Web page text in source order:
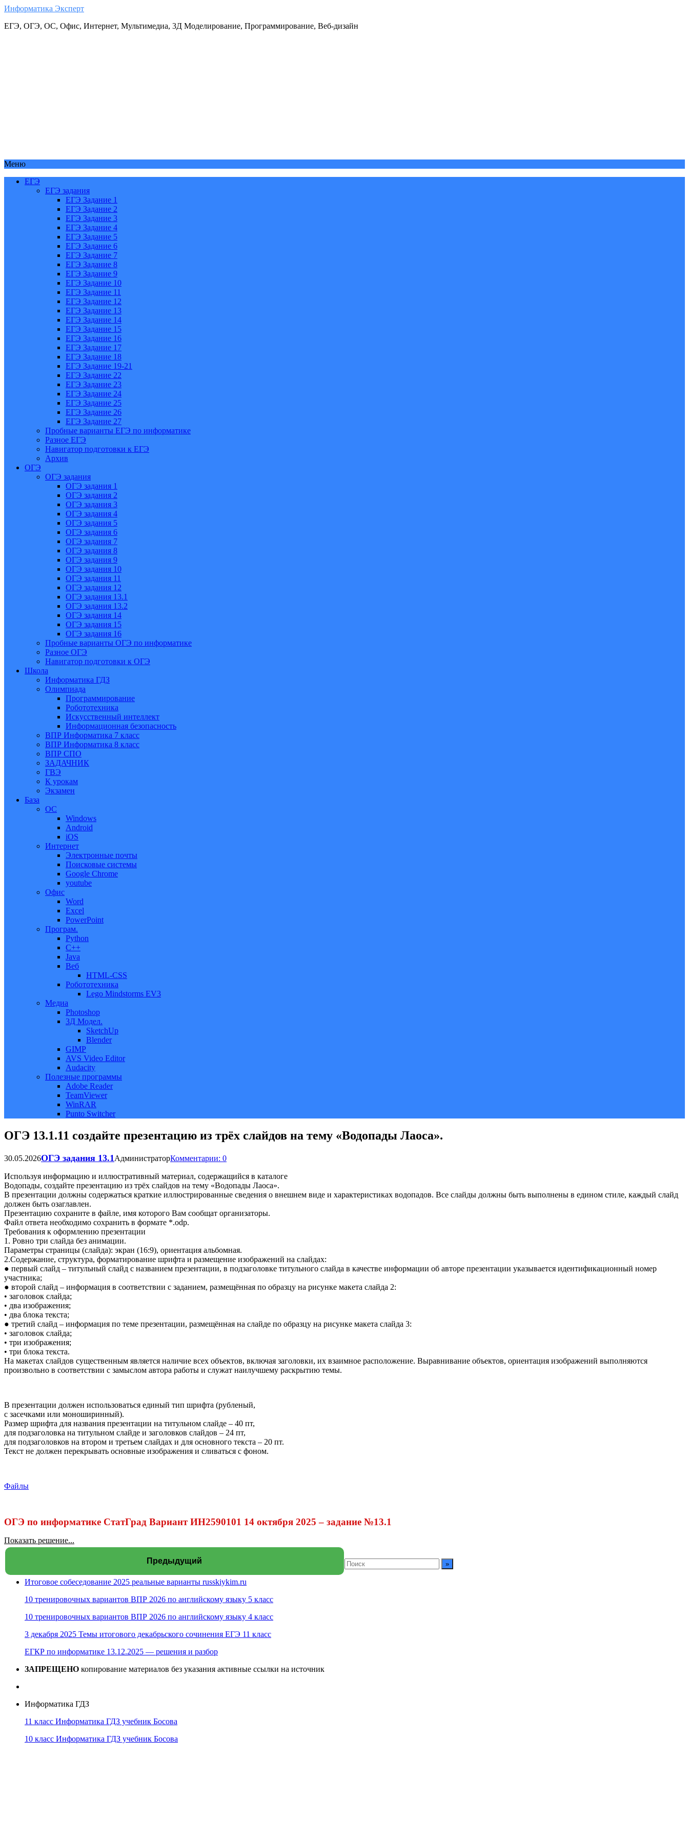
Информатика Эксперт
ЕГЭ, ОГЭ, ОС, Офис, Интернет, Мультимедиа, 3Д Моделирование, Программирование, Веб-дизайн
Меню
ЕГЭ
ЕГЭ задания
ЕГЭ Задание 1
ЕГЭ Задание 2
ЕГЭ Задание 3
ЕГЭ Задание 4
ЕГЭ Задание 5
ЕГЭ Задание 6
ЕГЭ Задание 7
ЕГЭ Задание 8
ЕГЭ Задание 9
ЕГЭ Задание 10
ЕГЭ Задание 11
ЕГЭ Задание 12
ЕГЭ Задание 13
ЕГЭ Задание 14
ЕГЭ Задание 15
ЕГЭ Задание 16
ЕГЭ Задание 17
ЕГЭ Задание 18
ЕГЭ Задание 19-21
ЕГЭ Задание 22
ЕГЭ Задание 23
ЕГЭ Задание 24
ЕГЭ Задание 25
ЕГЭ Задание 26
ЕГЭ Задание 27
Пробные варианты ЕГЭ по информатике
Разное ЕГЭ
Навигатор подготовки к ЕГЭ
Архив
ОГЭ
ОГЭ задания
ОГЭ задания 1
ОГЭ задания 2
ОГЭ задания 3
ОГЭ задания 4
ОГЭ задания 5
ОГЭ задания 6
ОГЭ задания 7
ОГЭ задания 8
ОГЭ задания 9
ОГЭ задания 10
ОГЭ задания 11
ОГЭ задания 12
ОГЭ задания 13.1
ОГЭ задания 13.2
ОГЭ задания 14
ОГЭ задания 15
ОГЭ задания 16
Пробные варианты ОГЭ по информатике
Разное ОГЭ
Навигатор подготовки к ОГЭ
Школа
Информатика ГДЗ
Олимпиада
Программирование
Робототехника
Искусственный интеллект
Информационная безопасность
ВПР Информатика 7 класс
ВПР Информатика 8 класс
ВПР СПО
ЗАДАЧНИК
ГВЭ
К урокам
Экзамен
База
ОС
Windows
Android
iOS
Интернет
Электронные почты
Поисковые системы
Google Chrome
youtube
Офис
Word
Excel
PowerPoint
Програм.
Python
C++
Java
Веб
HTML-CSS
Робототехника
Lego Mindstorms EV3
Медиа
Photoshop
3Д Модел.
SketchUp
Blender
GIMP
AVS Video Editor
Audacity
Полезные программы
Adobe Reader
TeamViewer
WinRAR
Punto Switcher
ОГЭ 13.1.11 создайте презентацию из трёх слайдов на тему «Водопады Лаоса».
30.05.2026ОГЭ задания 13.1 АдминистраторКомментарии: 0
Используя информацию и иллюстративный материал, содержащийся в каталоге
Водопады, создайте презентацию из трёх слайдов на тему «Водопады Лаоса».
В презентации должны содержаться краткие иллюстрированные сведения о внешнем виде и характеристиках водопадов. Все слайды должны быть выполнены в едином стиле, каждый слайд
должен быть озаглавлен.
Презентацию сохраните в файле, имя которого Вам сообщат организаторы.
Файл ответа необходимо сохранить в формате *.odp.
Требования к оформлению презентации
1. Ровно три слайда без анимации.
Параметры страницы (слайда): экран (16:9), ориентация альбомная.
2.Содержание, структура, форматирование шрифта и размещение изображений на слайдах:
● первый слайд – титульный слайд с названием презентации, в подзаголовке титульного слайда в качестве информации об авторе презентации указывается идентификационный номер
участника;
● второй слайд – информация в соответствии с заданием, размещённая по образцу на рисунке макета слайда 2:
• заголовок слайда;
• два изображения;
• два блока текста;
● третий слайд – информация по теме презентации, размещённая на слайде по образцу на рисунке макета слайда 3:
• заголовок слайда;
• три изображения;
• три блока текста.
На макетах слайдов существенным является наличие всех объектов, включая заголовки, их взаимное расположение. Выравнивание объектов, ориентация изображений выполняются
произвольно в соответствии с замыслом автора работы и служат наилучшему раскрытию темы.
В презентации должен использоваться единый тип шрифта (рубленый,
с засечками или моноширинный).
Размер шрифта для названия презентации на титульном слайде – 40 пт,
для подзаголовка на титульном слайде и заголовков слайдов – 24 пт,
для подзаголовков на втором и третьем слайдах и для основного текста – 20 пт.
Текст не должен перекрывать основные изображения и сливаться с фоном.
Файлы
ОГЭ по информатике СтатГрад Вариант ИН2590101 14 октября 2025 – задание №13.1
Показать решение...
Предыдущий
Итоговое собеседование 2025 реальные варианты russkiykim.ru
10 тренировочных вариантов ВПР 2026 по английскому языку 5 класс
10 тренировочных вариантов ВПР 2026 по английскому языку 4 класс
3 декабря 2025 Темы итогового декабрьского сочинения ЕГЭ 11 класс
ЕГКР по информатике 13.12.2025 — решения и разбор
ЗАПРЕЩЕНО копирование материалов без указания активные ссылки на источник
Информатика ГДЗ
11 класс Информатика ГДЗ учебник Босова
10 класс Информатика ГДЗ учебник Босова